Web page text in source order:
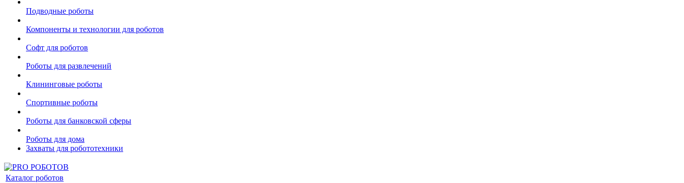
Подводные роботы
Компоненты и технологии для роботов
Софт для роботов
Роботы для развлечений
Клининговые роботы
Спортивные роботы
Роботы для банковской сферы
Роботы для дома
Захваты для робототехники
Каталог роботов